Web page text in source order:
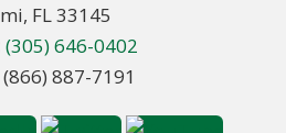
FL 33145
(305) 646-0402
(866) 887-7191